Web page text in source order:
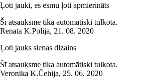
Ļoti jauki, es esmu ļoti apmierināts
Šī atsauksme tika automātiski tulkota.
Renata K.Polija, 21. 08. 2020
Ļoti jauks sienas dizains
Šī atsauksme tika automātiski tulkota.
Veronika K.Čehija, 25. 06. 2020